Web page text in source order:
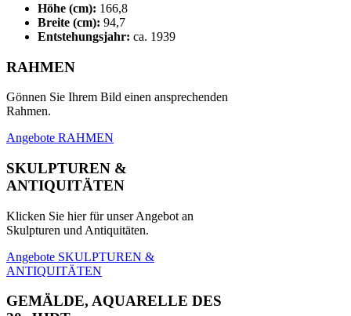
Höhe (cm): 166,8
Breite (cm): 94,7
Entstehungsjahr: ca. 1939
RAHMEN
Gönnen Sie Ihrem Bild einen ansprechenden
Rahmen.
Angebote RAHMEN
SKULPTUREN &
ANTIQUITÄTEN
Klicken Sie hier für unser Angebot an
Skulpturen und Antiquitäten.
Angebote SKULPTUREN &
ANTIQUITÄTEN
GEMÄLDE, AQUARELLE DES